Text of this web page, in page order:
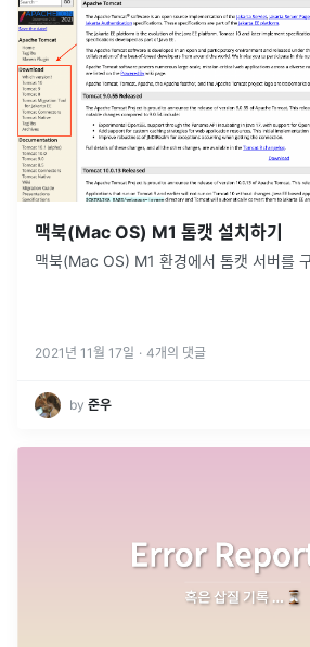
맥북(Mac OS) M1 톰캣 설치하기
맥북(Mac OS) M1 환경에서 톰캣 서버를
2021년 11월 17일 · 4개의 댓글
by 준우